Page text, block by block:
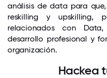
análisis de data para
reskilling y upskilling,
relacionados con
desarrollo profesional y
organización.
Hackea